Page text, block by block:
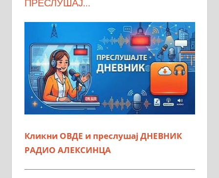
Кликни ОВДЕ и преслушај ДНЕВНИК
РАДИО АЛЕКСИНЦА